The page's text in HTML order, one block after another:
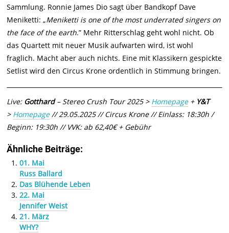
Sammlung. Ronnie James Dio sagt über Bandkopf Dave
Meniketti: „Meniketti is one of the most underrated singers on
the face of the earth.” Mehr Ritterschlag geht wohl nicht. Ob
das Quartett mit neuer Musik aufwarten wird, ist wohl
fraglich. Macht aber auch nichts. Eine mit Klassikern gespickte
Setlist wird den Circus Krone ordentlich in Stimmung bringen.
Live: Gotthard– Stereo Crush Tour 2025 > Homepage+ Y&T
> Homepage// 29.05.2025 // Circus Krone // Einlass: 18:30h /
Beginn: 19:30h // VVK: ab 62,40€ + Gebühr
Ähnliche Beiträge:
01. Mai
Russ Ballard
Das Blühende Leben
22. Mai
Jennifer Weist
21. März
WHY?